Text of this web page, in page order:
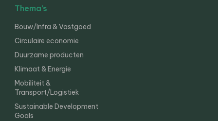
Thema’s
Bouw/Infra & Vastgoed
Circulaire economie
Duurzame producten
Klimaat & Energie
Mobiliteit &
Transport/Logistiek
Sustainable Development
Goals